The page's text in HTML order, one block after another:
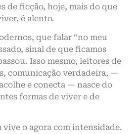
de ficção, hoje, mais do que
é alento.
que falar “no meu
sinal de que ficamos
Isso mesmo, leitores de
comunicação verdadeira, —
e conecta — nasce do
formas de viver e de
vive o agora com intensidade.